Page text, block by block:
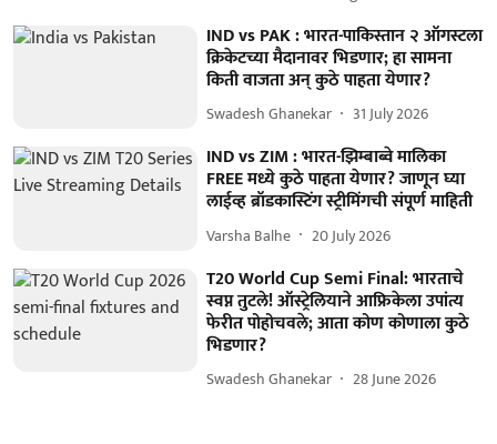
IND vs PAK : भारत-पाकिस्तान २ ऑगस्टला
क्रिकेटच्या मैदानावर भिडणार; हा सामना
किती वाजता अन् कुठे पाहता येणार?
Swadesh Ghanekar 31 July 2026
IND vs ZIM : भारत-झिम्बाब्वे मालिका
FREE मध्ये कुठे पाहता येणार? जाणून घ्या
लाईव्ह ब्रॉडकास्टिंग स्ट्रीमिंगची संपूर्ण माहिती
Varsha Balhe 20 July 2026
T20 World Cup Semi Final: भारताचे
स्वप्न तुटले! ऑस्ट्रेलियाने आफ्रिकेला उपांत्य
फेरीत पोहोचवले; आता कोण कोणाला कुठे
भिडणार?
Swadesh Ghanekar 28 June 2026